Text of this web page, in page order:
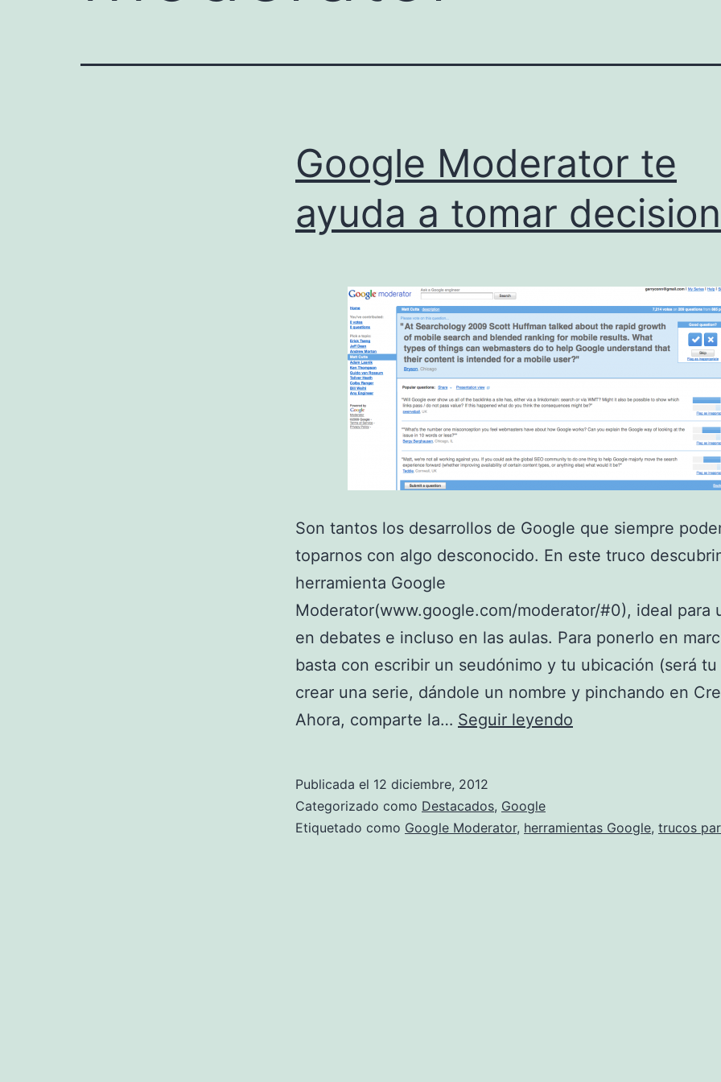
Google Moderator te
ayuda a tomar
Son tantos los desarrollos de Google que siempre
toparnos con algo desconocido. En este truco
herramienta Google
Moderator(www.google.com/moderator/#0), ideal para
en debates e incluso en las aulas. Para ponerlo en
basta con escribir un seudónimo y tu ubicación (será
crear una serie, dándole un nombre y pinchando en
Ahora, comparte la… Seguir leyendo
a
Publicada el 12 diciembre, 2012
Categorizado como Destacados, Google
Etiquetado como Google Moderator, herramientas Google, trucos